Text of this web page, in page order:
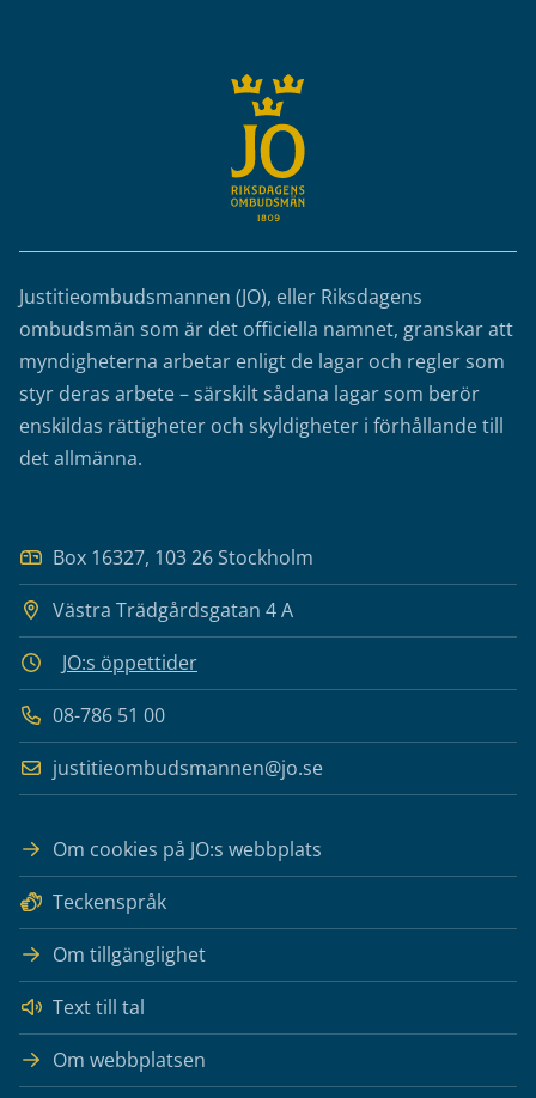
Justitieombudsmannen (JO), eller Riksdagens
ombudsmän som är det officiella namnet, granskar att
myndigheterna arbetar enligt de lagar och regler som
styr deras arbete – särskilt sådana lagar som berör
enskildas rättigheter och skyldigheter i förhållande till
det allmänna.
Box 16327, 103 26 Stockholm
Västra Trädgårdsgatan 4 A
JO:s öppettider
08-786 51 00
justitieombudsmannen@jo.se
Om cookies på JO:s webbplats
Teckenspråk
Om tillgänglighet
Text till tal
Om webbplatsen